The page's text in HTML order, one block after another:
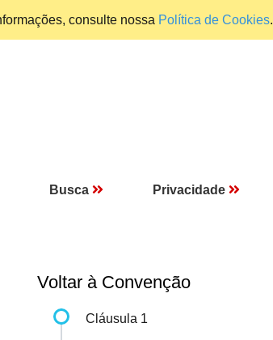
consulte nossa Política de Cookies.
Busca Privacidade
Voltar à Convenção
Cláusula 1